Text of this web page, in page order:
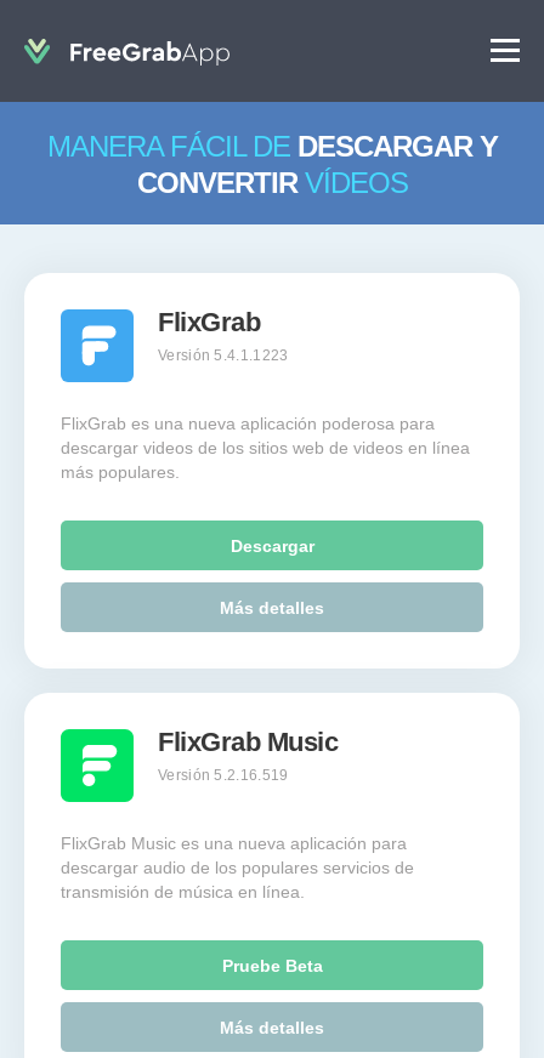
MANERA FÁCIL DEDESCARGAR Y
CONVERTIR VÍDEOS
FlixGrab
Versión 5.4.1.1223
FlixGrab es una nueva aplicación poderosa para
descargar videos de los sitios web de videos en línea
más populares.
Descargar
Más detalles
FlixGrab Music
Versión 5.2.16.519
FlixGrab Music es una nueva aplicación para
descargar audio de los populares servicios de
transmisión de música en línea.
Pruebe Beta
Más detalles